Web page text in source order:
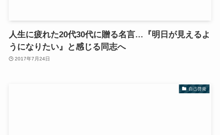
人生に疲れた20代30代に贈る名言…『明日が見えるよ
うになりたい』と感じる同志へ
2017年7月24日
自己啓発